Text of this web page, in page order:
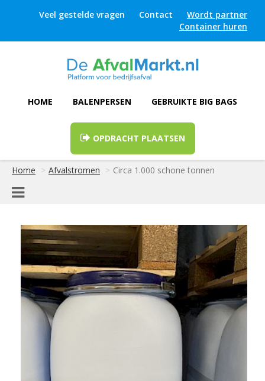
Veel gestelde vragen Contact
Wordt partner
Container huren
HOME BALENPERSEN GEBRUIKTE BIG BAGS
OPDRACHT PLAATSEN
Home Afvalstromen Circa 1.000 schone tonnen